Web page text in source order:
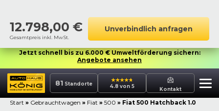
12.798,00 €
Gesamtpreis inkl. MwSt.
Unverbindlich anfragen
Jetzt schnell bis zu 6.000 € Umweltförderung sichern:
Angebote ansehen
81 Standorte 4.8 von 5 Kontakt
Start » Gebrauchtwagen » Fiat » 500 » Fiat 500 Hatchback 1.0